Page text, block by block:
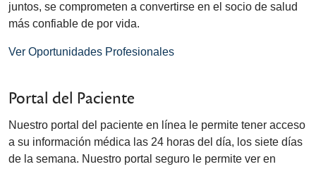
juntos, se comprometen a convertirse en el socio de salud
más confiable de por vida.
Ver Oportunidades Profesionales
Portal del Paciente
Nuestro portal del paciente en línea le permite tener acceso
a su información médica las 24 horas del día, los siete días
de la semana. Nuestro portal seguro le permite ver en